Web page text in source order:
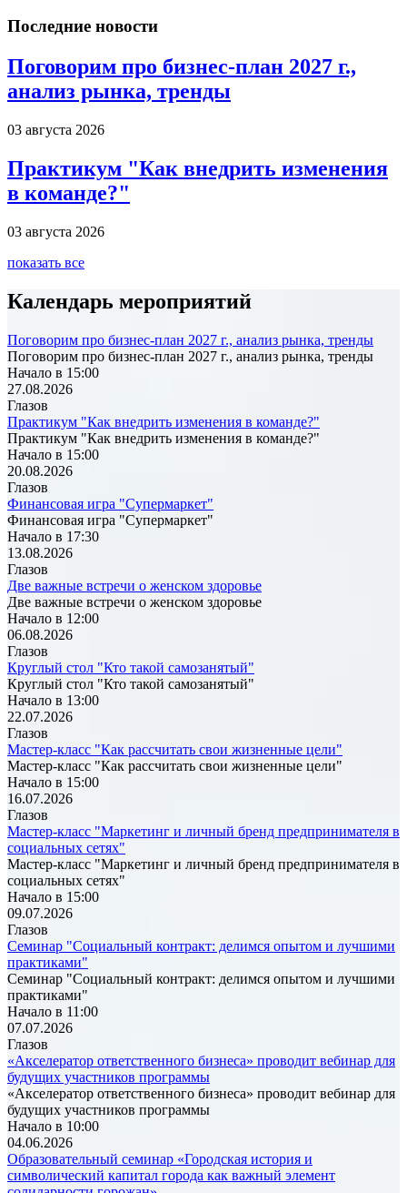
Последние новости
Поговорим про бизнес-план 2027 г.,
анализ рынка, тренды
03 августа 2026
Практикум "Как внедрить изменения
в команде?"
03 августа 2026
показать все
Календарь мероприятий
Поговорим про бизнес-план 2027 г., анализ рынка, тренды
Поговорим про бизнес-план 2027 г., анализ рынка, тренды
Начало в 15:00
27.08.2026
Глазов
Практикум "Как внедрить изменения в команде?"
Практикум "Как внедрить изменения в команде?"
Начало в 15:00
20.08.2026
Глазов
Финансовая игра "Супермаркет"
Финансовая игра "Супермаркет"
Начало в 17:30
13.08.2026
Глазов
Две важные встречи о женском здоровье
Две важные встречи о женском здоровье
Начало в 12:00
06.08.2026
Глазов
Круглый стол "Кто такой самозанятый"
Круглый стол "Кто такой самозанятый"
Начало в 13:00
22.07.2026
Глазов
Мастер-класс "Как рассчитать свои жизненные цели"
Мастер-класс "Как рассчитать свои жизненные цели"
Начало в 15:00
16.07.2026
Глазов
Мастер-класс "Маркетинг и личный бренд предпринимателя в
социальных сетях"
Мастер-класс "Маркетинг и личный бренд предпринимателя в
социальных сетях"
Начало в 15:00
09.07.2026
Глазов
Семинар "Социальный контракт: делимся опытом и лучшими
практиками"
Семинар "Социальный контракт: делимся опытом и лучшими
практиками"
Начало в 11:00
07.07.2026
Глазов
«Акселератор ответственного бизнеса» проводит вебинар для
будущих участников программы
«Акселератор ответственного бизнеса» проводит вебинар для
будущих участников программы
Начало в 10:00
04.06.2026
Образовательный семинар «Городская история и
символический капитал города как важный элемент